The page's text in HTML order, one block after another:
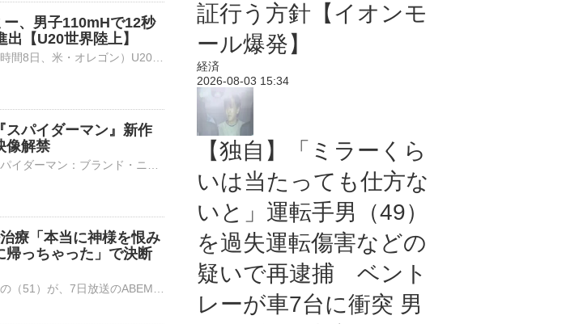
、男子110mHで12秒
【U20世界陸上】
パイダーマン』新作
像解禁
療「本当に神様を恨み
っちゃった」で決断
証行う方針【イオンモ
ール爆発】
経済
2026-08-03 15:34
【独自】「ミラーくら
いは当たっても仕方な
いと」運転手男（49）
を過失運転傷害などの
疑いで再逮捕 ベント
レーが車7台に衝突 男